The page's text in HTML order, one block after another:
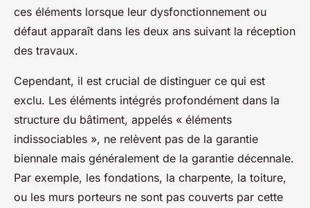
ces éléments lorsque leur dysfonctionnement ou
défaut apparaît dans les deux ans suivant la réception
des travaux.
Cependant, il est crucial de distinguer ce qui est
exclu. Les éléments intégrés profondément dans la
structure du bâtiment, appelés « éléments
indissociables », ne relèvent pas de la garantie
biennale mais généralement de la garantie décennale.
Par exemple, les fondations, la charpente, la toiture,
ou les murs porteurs ne sont pas couverts par cette